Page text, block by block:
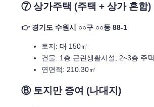
⑦ 상가주택 (주택 + 상가 혼합)
👉 경기도 수원시 ○○구 ○○동 88-1
토지: 대 150㎡
건물: 1층 근린생활시설, 2~3층 주택
연면적: 210.30㎡
⑧ 토지만 증여 (나대지)